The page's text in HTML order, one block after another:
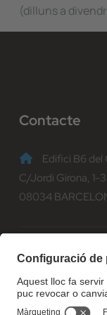
(dilluns a
Contacte
Edifici B6 del
C/Jordi Girona, 1-3
08034